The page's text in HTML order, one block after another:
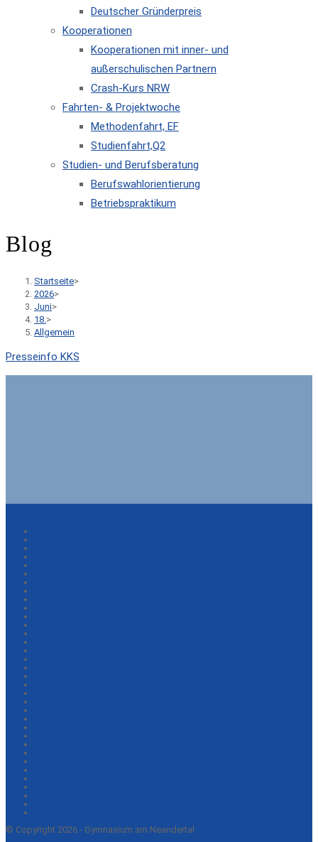
Deutscher Gründerpreis
Kooperationen
Kooperationen mit inner- und
außerschulischen Partnern
Crash-Kurs NRW
Fahrten- & Projektwoche
Methodenfahrt, EF
Studienfahrt,Q2
Studien- und Berufsberatung
Berufswahlorientierung
Betriebspraktikum
Blog
Startseite>
2026>
Juni>
18. >
Allgemein
Presseinfo KKS
© Copyright 2026 - Gymnasium am Neandertal